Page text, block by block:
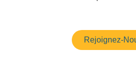
Rejoignez-